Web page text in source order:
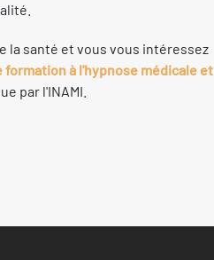
la santé et vous vous intéressez
formation à l'hypnose médicale et
par l'INAMI.